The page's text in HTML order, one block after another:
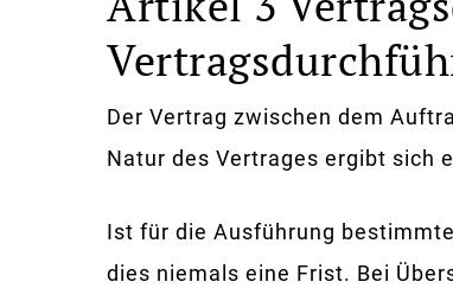
Der Vertrag zwischen dem
Natur des Vertrages ergibt sich
Ist für die Ausführung
dies niemals eine Frist. Bei